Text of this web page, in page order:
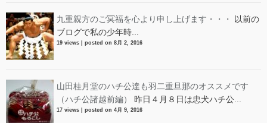
九重親方のご冥福を心より申し上げます・・・
以前の
ブログで私の少年時...
19 views posted on 8月 2, 2016
山田桂月堂のハチ公達も羽二重旦那のオススメです
（ハチ公諸越前編）
昨日４月８日は忠犬ハチ公...
17 views posted on 4月 9, 2016